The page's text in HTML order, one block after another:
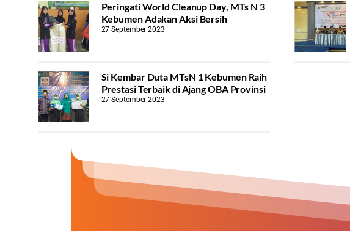
Peringati World Cleanup Day, MTs N 3
Kebumen Adakan Aksi Bersih
27 September 2023
Si Kembar Duta MTsN 1 Kebumen Raih
Prestasi Terbaik di Ajang OBA Provinsi
27 September 2023